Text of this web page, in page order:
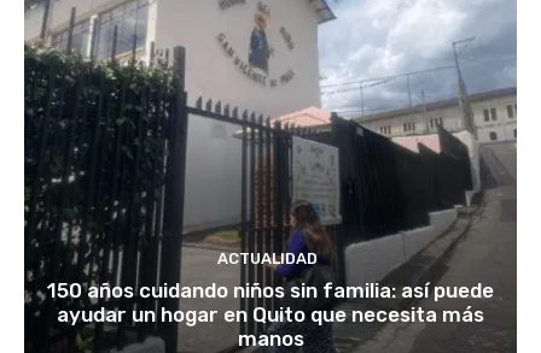
ACTUALIDAD
150 años cuidando niños sin familia: así puede
ayudar un hogar en Quito que necesita más
manos